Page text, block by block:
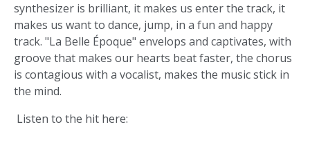
synthesizer is brilliant, it makes us enter the track, it
makes us want to dance, jump, in a fun and happy
track. "La Belle Époque" envelops and captivates, with
groove that makes our hearts beat faster, the chorus
is contagious with a vocalist, makes the music stick in
the mind.
Listen to the hit here: